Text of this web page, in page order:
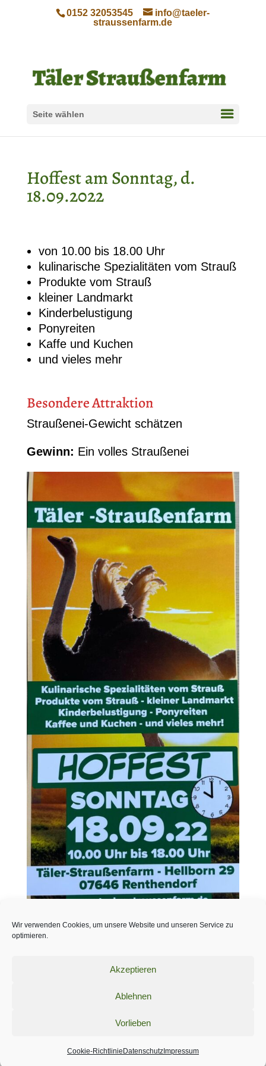
Wir verwenden Cookies, um unsere Website und unseren Service zu
optimieren.
Akzeptieren
Ablehnen
Vorlieben
Cookie-Richtlinie Datenschutz Impressum
0152 32053545
info@taeler-
straussenfarm.de
Seite wählen
Hoffest am Sonntag, d.
18.09.2022
von 10.00 bis 18.00 Uhr
kulinarische Spezialitäten vom Strauß
Produkte vom Strauß
kleiner Landmarkt
Kinderbelustigung
Ponyreiten
Kaffe und Kuchen
und vieles mehr
Besondere Attraktion
Straußenei-Gewicht schätzen
Gewinn: Ein volles Straußenei
Cookie-Richtlinie (EU)
© Täler Straußenfarm Hellborn 2022